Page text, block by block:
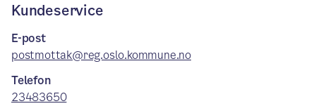
Kundeservice
E-post
postmottak@reg.oslo.kommune.no
Telefon
23483650